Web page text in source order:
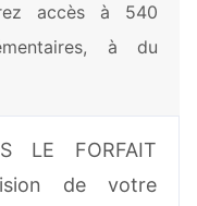
accès à 540
à du
LE FORFAIT
de votre